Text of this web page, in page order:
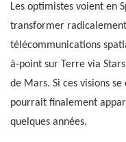
Les optimistes voient en
transformer
télécommunications
à-point sur Terre via
de Mars. Si ces visions
pourrait finalement
quelques années.